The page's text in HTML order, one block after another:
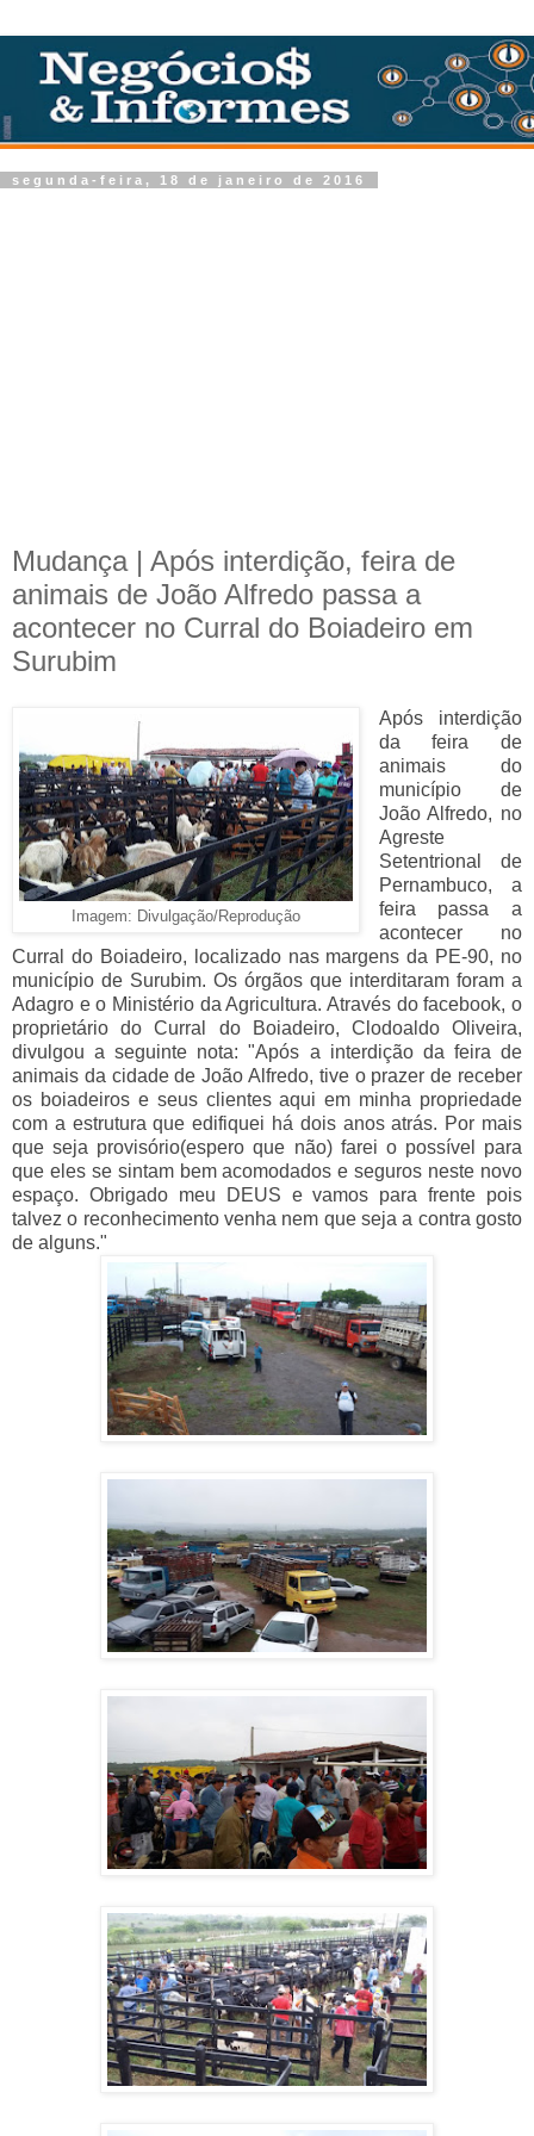
segunda-feira, 18 de janeiro de 2016
Mudança | Após interdição, feira de
animais de João Alfredo passa a
acontecer no Curral do Boiadeiro em
Surubim
Imagem: Divulgação/Reprodução
Após interdição
da feira de
animais do
município de
João Alfredo, no
Agreste
Setentrional de
Pernambuco, a
feira passa a
acontecer no
Curral do Boiadeiro, localizado nas margens da PE-90, no
município de Surubim. Os órgãos que interditaram foram a
Adagro e o Ministério da Agricultura. Através do facebook, o
proprietário do Curral do Boiadeiro, Clodoaldo Oliveira,
divulgou a seguinte nota: "Após a interdição da feira de
animais da cidade de João Alfredo, tive o prazer de receber
os boiadeiros e seus clientes aqui em minha propriedade
com a estrutura que edifiquei há dois anos atrás. Por mais
que seja provisório(espero que não) farei o possível para
que eles se sintam bem acomodados e seguros neste novo
espaço. Obrigado meu DEUS e vamos para frente pois
talvez o reconhecimento venha nem que seja a contra gosto
de alguns."